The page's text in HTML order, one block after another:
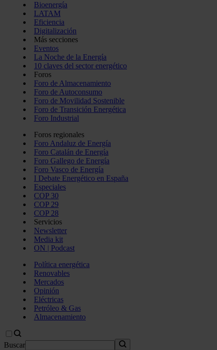
Bioenergía
LATAM
Eficiencia
Digitalización
Más secciones
Eventos
La Noche de la Energía
10 claves del sector energético
Foros
Foro de Almacenamiento
Foro de Autoconsumo
Foro de Movilidad Sostenible
Foro de Transición Energética
Foro Industrial
Foros regionales
Foro Andaluz de Energía
Foro Catalán de Energía
Foro Gallego de Energía
Foro Vasco de Energía
I Debate Energético en España
Especiales
COP 30
COP 29
COP 28
Servicios
Newsletter
Media kit
ON | Podcast
Política energética
Renovables
Mercados
Opinión
Eléctricas
Petróleo & Gas
Almacenamiento
Buscar